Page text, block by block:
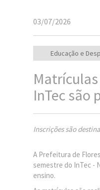
03/07/2026
Educação e
InTec são
Inscrições são
A Prefeitura de
semestre do InTec -
ensino.